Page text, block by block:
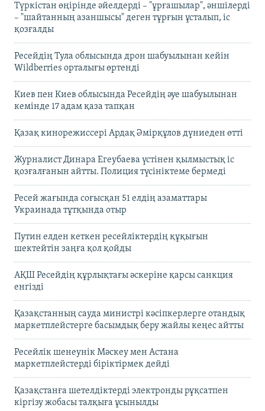
Түркістан өңірінде әйелдерді – "ұрғашылар", әншілерді
– "шайтанның азаншысы" деген тұрғын ұсталып, іс
қозғалды
Ресейдің Тула облысында дрон шабуылынан кейін
Wildberries орталығы өртенді
Киев пен Киев облысында Ресейдің әуе шабуылынан
кемінде 17 адам қаза тапқан
Қазақ кинорежиссері Ардақ Әмірқұлов дүниеден өтті
Журналист Динара Егеубаева үстінен қылмыстық іс
қозғалғанын айтты. Полиция түсініктеме бермеді
Ресей жағында соғысқан 51 елдің азаматтары
Украинада тұтқында отыр
Путин елден кеткен ресейліктердің құқығын
шектейтін заңға қол қойды
АҚШ Ресейдің құрлықтағы әскеріне қарсы санкция
енгізді
Қазақстанның сауда министрі кәсіпкерлерге отандық
маркетплейстерге басымдық беру жайлы кеңес айтты
Ресейлік шенеунік Мәскеу мен Астана
маркетплейстерді біріктірмек дейді
Қазақстанға шетелдіктерді электронды рұқсатпен
кіргізу жобасы талқыға ұсынылды